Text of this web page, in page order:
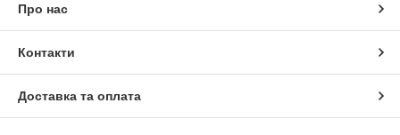
Про нас
Контакти
Доставка та оплата